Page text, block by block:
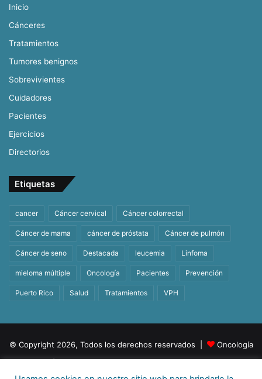
Inicio
Cánceres
Tratamientos
Tumores benignos
Sobrevivientes
Cuidadores
Pacientes
Ejercicios
Directorios
Etiquetas
cancer Cáncer cervical Cáncer colorrectal
Cáncer de mama cáncer de próstata Cáncer de pulmón
Cáncer de seno Destacada leucemia Linfoma
mieloma múltiple Oncología Pacientes Prevención
Puerto Rico Salud Tratamientos VPH
© Copyright 2026, Todos los derechos reservados |
Oncología